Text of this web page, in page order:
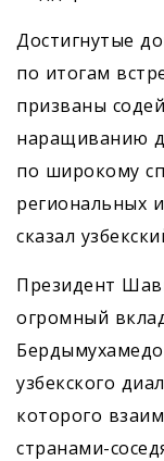
Достигнутые
по итогам
призваны
наращиванию
по широкому
региональных
сказал
Президент
огромный
узбекского
которого
странами-